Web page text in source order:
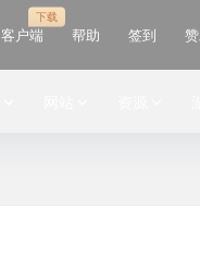
客户端
下载
帮助 签到